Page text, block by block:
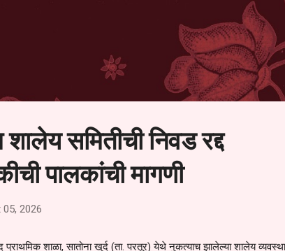
समितीची निवड रद्द
पालकांची मागणी
2026
प्राथमिक शाळा, सातोना खुर्द (ता. परतूर) येथे नुकत्याच झालेल्या शालेय